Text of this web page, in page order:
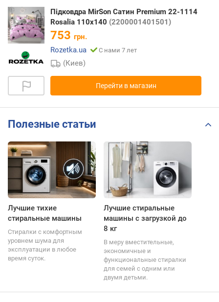
Підковдра MirSon Сатин Premium 22-1114
Rosalia 110x140 (2200001401501)
753 грн.
Rozetka.ua
С нами 7 лет
(Киев)
Перейти в магазин
Полезные статьи
Лучшие тихие
стиральные машины
Стиралки с комфортным
уровнем шума для
эксплуатации в любое
время суток.
Лучшие стиральные
машины с загрузкой до
8 кг
В меру вместительные,
экономичные и
функциональные стиралки
для семей с одним или
двумя детьми.